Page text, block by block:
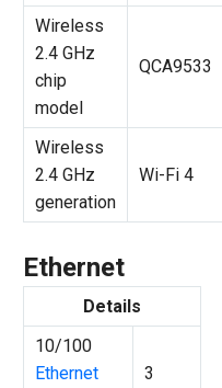
Wireless
2.4 GHz
chip
model
QCA9533
Wireless
2.4 GHz
generation
Wi-Fi 4
Ethernet
Details
10/100
Ethernet
3